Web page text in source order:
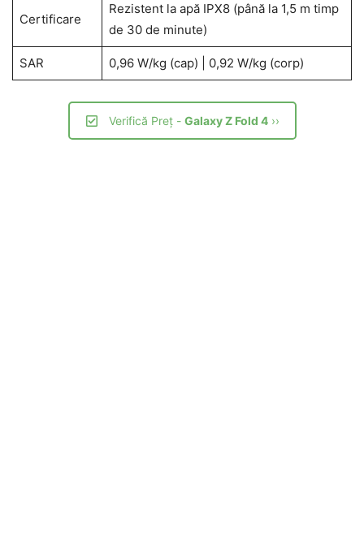
Certificare
Rezistent la apă IPX8 (până la 1,5 m timp
de 30 de minute)
SAR 0,96 W/kg (cap) | 0,92 W/kg (corp)
Verifică Preț - Galaxy Z Fold 4››